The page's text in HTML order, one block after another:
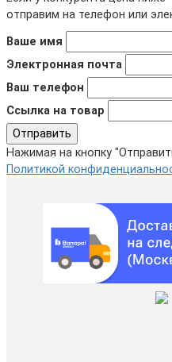
отправим на телефон или
Ваше имя
Электронная почта
Ваш телефон
Ссылка на товар
Отправить
Нажимая на кнопку
Политикой